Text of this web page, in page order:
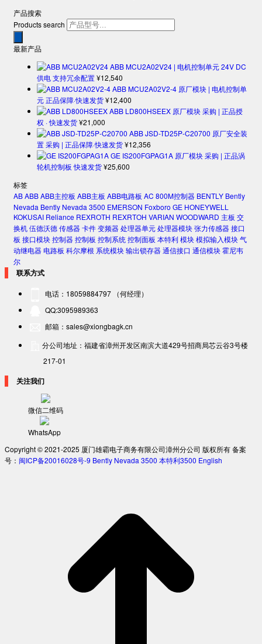
产品搜索
Products search
最新产品
ABB MCU2A02V24 | 电机控制单元 24V DC
供电 支持冗余配置¥12,540
ABB MCU2A02V2-4 原厂模块 | 电机控制单
元 正品保障·快速发货¥12,400
ABB LD800HSEEX 原厂模块 采购 | 正品授
权 · 快速发货¥21,000
ABB JSD-TD25P-C20700 原厂安全装
置 采购 | 正品保障·快速发货¥12,356
GE IS200FGPAG1A 原厂模块 采购 | 正品涡
轮机控制板 快速发货¥25,600
标签
ABABBABB主控板 ABB主板 ABB电路板 AC 800M控制器 BENTLY Bently
Nevada Bently Nevada 3500 EMERSON Foxboro GE HONEYWELL
KOKUSAI Reliance REXROTH REXRTOH VARIAN WOODWARD 主板 交
换机伍德沃德传感器卡件变频器处理器单元处理器模块张力传感器接口
板 接口模块控制器控制板 控制系统控制面板 本特利模块模拟输入模块气
动继电器电路板 科尔摩根 系统模块输出锁存器通信接口 通信模块霍尼韦
尔
联系方式
电话：18059884797 （何经理）
QQ:3095989363
邮箱：sales@xiongbagk.cn
分公司地址：福建省漳州开发区南滨大道429号招商局芯云谷3号楼
217-01
关注我们
微信二维码
WhatsApp
Copyright © 2021-2025 厦门雄霸电子商务有限公司漳州分公司 版权所有 备案
号： 闽ICP备20016028号-9 Bently Nevada 3500 本特利3500 English